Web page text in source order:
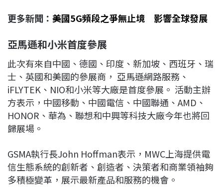
更多新聞： 美國5G頻段之爭無止境 影響全球發展
亞馬遜和小米首度參展
此次有來自中國、德國、印度、新加坡、西班牙、瑞
士、英國和美國的參展商， 亞馬遜網路服務、
iFLYTEK、NIO和小米等大廠是首度參展。 活動主辦
方表示，中國移動、中國電信、中國聯通、AMD、
HONOR、華為、聯想和中興等科技大廠今年也將回
歸展場。
GSMA執行長John Hoffman表示，MWC上海提供電
信生態系統的創新者、創造者、決策者和商業領袖夠
多積極變革，展示最新產品和服務的機會。